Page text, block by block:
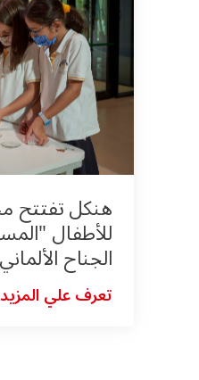
هنكل تفتتح
للأطفال
الجناح الألماني
تعرف علي المزيد